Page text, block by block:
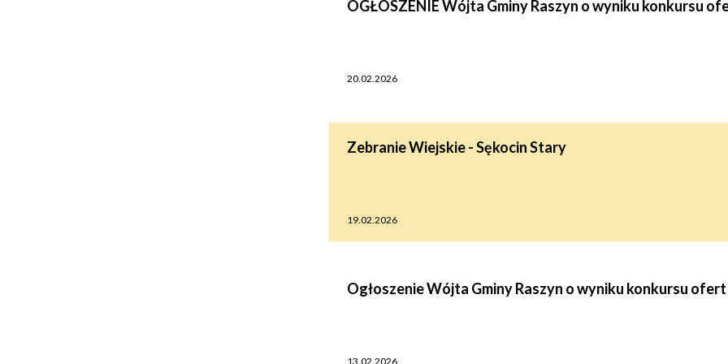
OGŁOSZENIE Wójta Gminy Raszyn o wyniku konkursu
20.02.2026
Zebranie Wiejskie - Sękocin Stary
19.02.2026
Ogłoszenie Wójta Gminy Raszyn o wyniku konkursu ofert
13.02.2026